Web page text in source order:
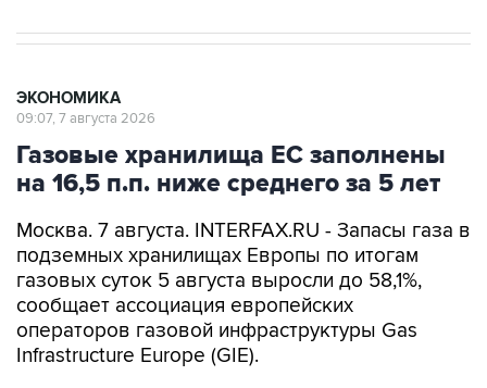
ЭКОНОМИКА
09:07, 7 августа 2026
Газовые хранилища ЕС заполнены
на 16,5 п.п. ниже среднего за 5 лет
Москва. 7 августа. INTERFAX.RU - Запасы газа в
подземных хранилищах Европы по итогам
газовых суток 5 августа выросли до 58,1%,
сообщает ассоциация европейских
операторов газовой инфраструктуры Gas
Infrastructure Europe (GIE).